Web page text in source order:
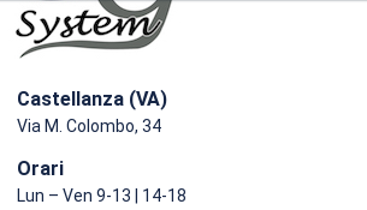
Castellanza (VA)
Via M. Colombo, 34
Orari
Lun – Ven 9-13 | 14-18